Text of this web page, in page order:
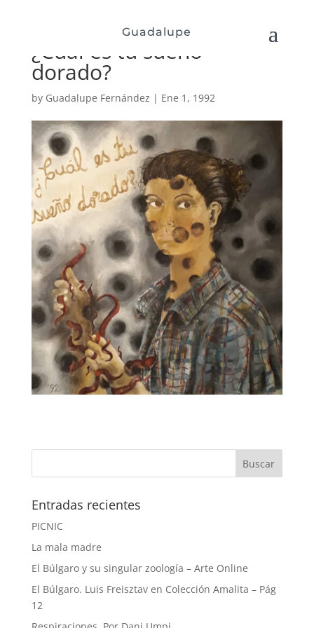
Guadalupe
¿Cuál es tu sueño
dorado?
by Guadalupe Fernández | Ene 1, 1992
Entradas recientes
PICNIC
La mala madre
El Búlgaro y su singular zoología – Arte Online
El Búlgaro. Luis Freisztav en Colección Amalita – Pág
12